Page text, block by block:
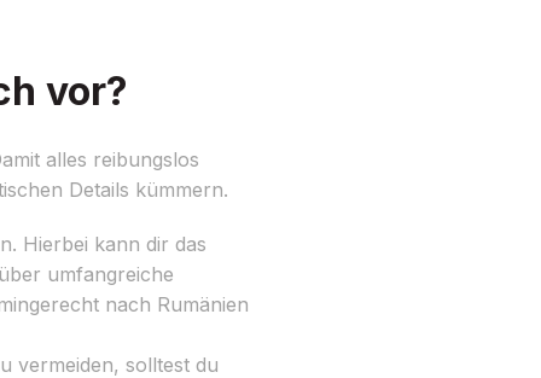
vor?
alles reibungslos
Details kümmern.
Hierbei kann dir das
umfangreiche
nach Rumänien
vermeiden, solltest du